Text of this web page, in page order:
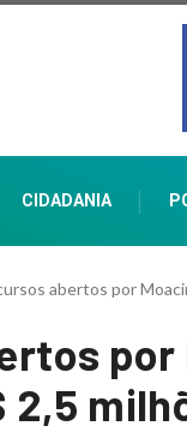
CIDADANIA
abertos por
por
2,5